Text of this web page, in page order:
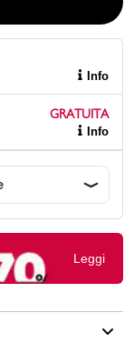
Info
GRATUITA
Info
Leggi